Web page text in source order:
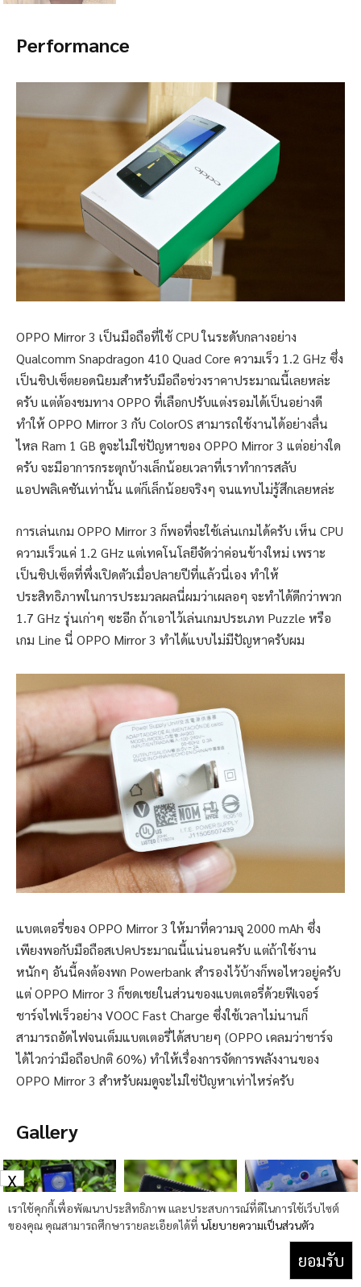
Performance
OPPO Mirror 3 เป็นมือถือที่ใช้ CPU ในระดับกลางอย่าง
Qualcomm Snapdragon 410 Quad Core ความเร็ว 1.2 GHz ซึ่ง
เป็นชิปเซ็ตยอดนิยมสำหรับมือถือช่วงราคาประมาณนี้เลยหล่ะ
ครับ แต่ต้องชมทาง OPPO ที่เลือกปรับแต่งรอมได้เป็นอย่างดี
ทำให้ OPPO Mirror 3 กับ ColorOS สามารถใช้งานได้อย่างลื่น
ไหล Ram 1 GB ดูจะไม่ใช่ปัญหาของ OPPO Mirror 3 แต่อย่างใด
ครับ จะมีอาการกระตุกบ้างเล็กน้อยเวลาที่เราทำการสลับ
แอปพลิเคชันเท่านั้น แต่ก็เล็กน้อยจริงๆ จนแทบไม่รู้สึกเลยหล่ะ
การเล่นเกม OPPO Mirror 3 ก็พอที่จะใช้เล่นเกมได้ครับ เห็น CPU
ความเร็วแค่ 1.2 GHz แต่เทคโนโลยีจัดว่าค่อนข้างใหม่ เพราะ
เป็นชิปเซ็ตที่พึ่งเปิดตัวเมื่อปลายปีที่แล้วนี่เอง ทำให้
ประสิทธิภาพในการประมวลผลนี่ผมว่าเผลอๆ จะทำได้ดีกว่าพวก
1.7 GHz รุ่นเก่าๆ ซะอีก ถ้าเอาไว้เล่นเกมประเภท Puzzle หรือ
เกม Line นี่ OPPO Mirror 3 ทำได้แบบไม่มีปัญหาครับผม
แบตเตอรี่ของ OPPO Mirror 3 ให้มาที่ความจุ 2000 mAh ซึ่ง
เพียงพอกับมือถือสเปคประมาณนี้แน่นอนครับ แต่ถ้าใช้งาน
หนักๆ อันนี้คงต้องพก Powerbank สำรองไว้บ้างก็พอไหวอยู่ครับ
แต่ OPPO Mirror 3 ก็ชดเชยในส่วนของแบตเตอรี่ด้วยฟีเจอร์
ชาร์จไฟเร็วอย่าง VOOC Fast Charge ซึ่งใช้เวลาไม่นานก็
สามารถอัดไฟจนเต็มแบตเตอรี่ได้สบายๆ (OPPO เคลมว่าชาร์จ
ได้ไวกว่ามือถือปกติ 60%) ทำให้เรื่องการจัดการพลังงานของ
OPPO Mirror 3 สำหรับผมดูจะไม่ใช่ปัญหาเท่าไหร่ครับ
Gallery
เราใช้คุกกี้เพื่อพัฒนาประสิทธิภาพ และประสบการณ์ที่ดีในการใช้เว็บไซต์
ของคุณ คุณสามารถศึกษารายละเอียดได้ที่ นโยบายความเป็นส่วนตัว
ยอมรับ
X